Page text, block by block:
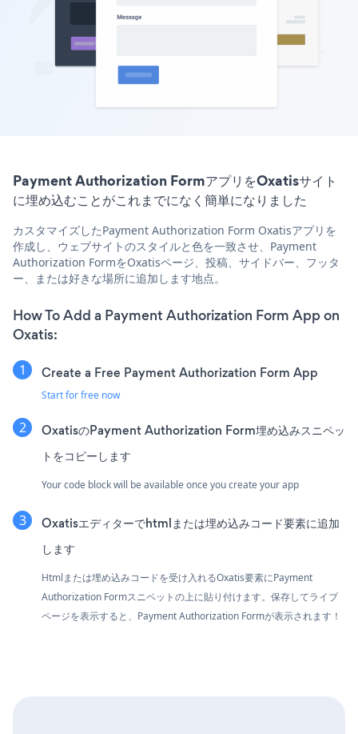
Payment Authorization FormアプリをOxatisサイト
に埋め込むことがこれまでになく簡単になりました
カスタマイズしたPayment Authorization Form Oxatisアプリを
作成し、ウェブサイトのスタイルと色を一致させ、Payment
Authorization FormをOxatisページ、投稿、サイドバー、フッタ
ー、または好きな場所に追加します地点。
How To Add a Payment Authorization Form App on
Oxatis:
Create a Free Payment Authorization Form App
Start for free now
OxatisのPayment Authorization Form埋め込みスニペッ
トをコピーします
Your code block will be available once you create your app
Oxatisエディターでhtmlまたは埋め込みコード要素に追加
します
Htmlまたは埋め込みコードを受け入れるOxatis要素にPayment
Authorization Formスニペットの上に貼り付けます。保存してライブ
ページを表示すると、Payment Authorization Formが表示されます！